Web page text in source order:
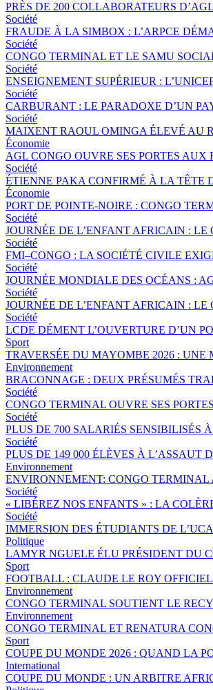
PRÈS DE 200 COLLABORATEURS
Société
FRAUDE À LA SIMBOX : L’ARPCE
Société
CONGO TERMINAL ET LE SAMU
Société
ENSEIGNEMENT SUPÉRIEUR :
Société
CARBURANT : LE PARADOXE D’UN
Société
MAIXENT RAOUL OMINGA ÉLEVÉ AU
Économie
AGL CONGO OUVRE SES PORTES
Société
ÉTIENNE PAKA CONFIRMÉ À LA TÊTE
Économie
PORT DE POINTE-NOIRE : CONGO
Société
JOURNÉE DE L’ENFANT AFRICAIN :
Société
FMI–CONGO : LA SOCIÉTÉ CIVILE
Société
JOURNÉE MONDIALE DES OCÉANS :
Société
JOURNÉE DE L’ENFANT AFRICAIN :
Société
LCDE DÉMENT L’OUVERTURE D’UN
Sport
TRAVERSÉE DU MAYOMBE 2026 : UNE
Environnement
BRACONNAGE : DEUX PRÉSUMÉS
Société
CONGO TERMINAL OUVRE SES
Société
PLUS DE 700 SALARIÉS SENSIBILISÉS
Société
PLUS DE 149 000 ÉLÈVES À L’ASSAUT
Environnement
ENVIRONNEMENT: CONGO TERMINAL
Société
« LIBÉREZ NOS ENFANTS » : LA
Société
IMMERSION DES ÉTUDIANTS DE
Politique
LAMYR NGUELE ÉLU PRÉSIDENT DU
Sport
FOOTBALL : CLAUDE LE ROY
Environnement
CONGO TERMINAL SOUTIENT LE
Environnement
CONGO TERMINAL ET RENATURA
Sport
COUPE DU MONDE 2026 : QUAND LA
International
COUPE DU MONDE : UN ARBITRE